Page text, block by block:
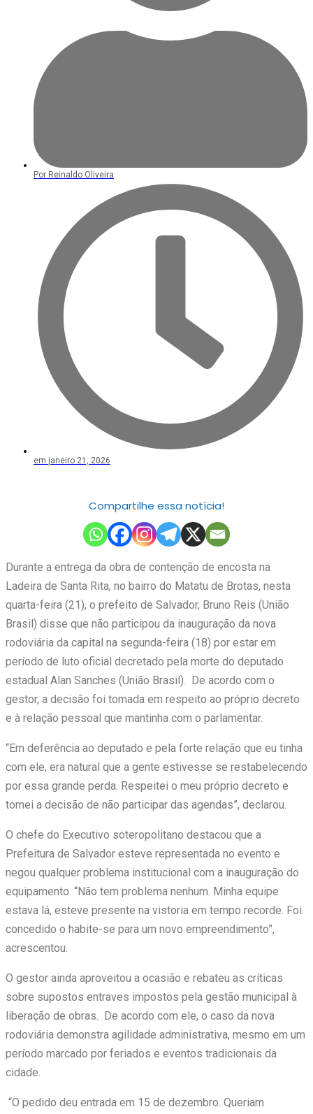
Por Reinaldo Oliveira
em janeiro 21, 2026
Compartilhe essa notícia!
Durante a entrega da obra de contenção de encosta na
Ladeira de Santa Rita, no bairro do Matatu de Brotas, nesta
quarta-feira (21), o prefeito de Salvador, Bruno Reis (União
Brasil) disse que não participou da inauguração da nova
rodoviária da capital na segunda-feira (18) por estar em
período de luto oficial decretado pela morte do deputado
estadual Alan Sanches (União Brasil). De acordo com o
gestor, a decisão foi tomada em respeito ao próprio decreto
e à relação pessoal que mantinha com o parlamentar.
“Em deferência ao deputado e pela forte relação que eu tinha
com ele, era natural que a gente estivesse se restabelecendo
por essa grande perda. Respeitei o meu próprio decreto e
tomei a decisão de não participar das agendas”, declarou.
O chefe do Executivo soteropolitano destacou que a
Prefeitura de Salvador esteve representada no evento e
negou qualquer problema institucional com a inauguração do
equipamento. “Não tem problema nenhum. Minha equipe
estava lá, esteve presente na vistoria em tempo recorde. Foi
concedido o habite-se para um novo empreendimento”,
acrescentou.
O gestor ainda aproveitou a ocasião e rebateu as críticas
sobre supostos entraves impostos pela gestão municipal à
liberação de obras. De acordo com ele, o caso da nova
rodoviária demonstra agilidade administrativa, mesmo em um
período marcado por feriados e eventos tradicionais da
cidade.
“O pedido deu entrada em 15 de dezembro. Queriam